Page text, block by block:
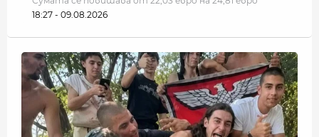
18:27 - 09.08.2026